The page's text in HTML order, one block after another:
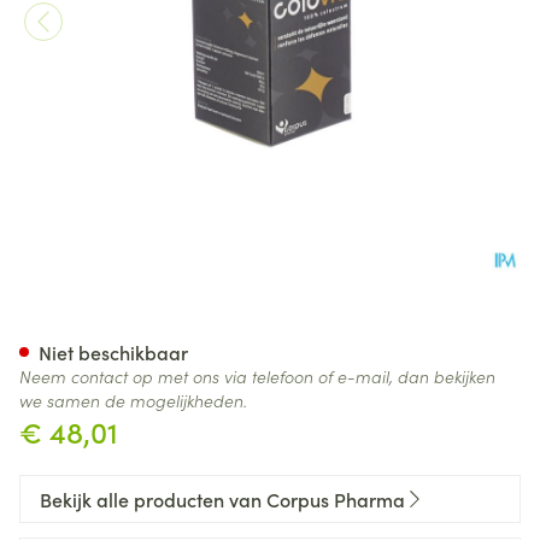
€ 48,01
Niet beschikbaar
Neem contact op met ons via telefoon of e-mail, dan bekijken
we samen de mogelijkheden.
Bekijk alle producten van Corpus Pharma